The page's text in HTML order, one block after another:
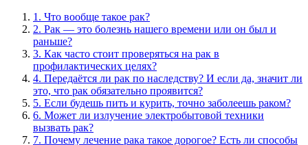
1. Что вообще такое рак?
2. Рак — это болезнь нашего времени или он был и
раньше?
3. Как часто стоит проверяться на рак в
профилактических целях?
4. Передаётся ли рак по наследству? И если да, значит ли
это, что рак обязательно проявится?
5. Если будешь пить и курить, точно заболеешь раком?
6. Может ли излучение электробытовой техники
вызвать рак?
7. Почему лечение рака такое дорогое? Есть ли способы